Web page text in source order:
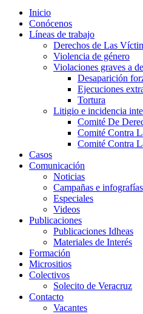
Inicio
Conócenos
Líneas de trabajo
Derechos de Las
Violencia de género
Violaciones graves a
Desaparición
Ejecuciones
Tortura
Litigio e incidencia
Comité De
Comité Contra
Comité Contra
Casos
Comunicación
Noticias
Campañas e infografías
Especiales
Videos
Publicaciones
Publicaciones Idheas
Materiales de Interés
Formación
Micrositios
Colectivos
Solecito de Veracruz
Contacto
Vacantes